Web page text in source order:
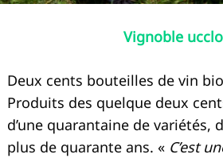
Vignoble
Deux cents bouteilles de vin
Produits des quelque deux
d’une quarantaine de variétés,
plus de quarante ans. « C’est